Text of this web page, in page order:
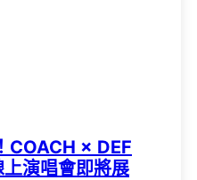
COACH × DEF
演唱會即將展